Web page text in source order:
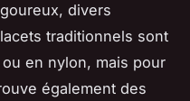
divers
traditionnels sont
en nylon, mais pour
également des